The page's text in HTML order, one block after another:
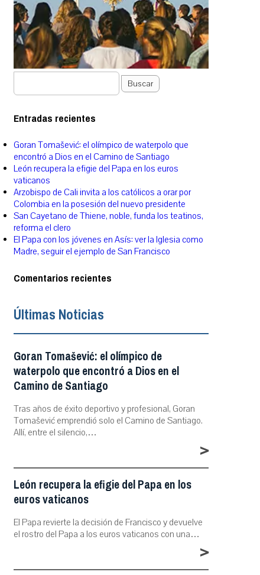
Buscar
Entradas recientes
Goran Tomašević: el olímpico de waterpolo que
encontró a Dios en el Camino de Santiago
León recupera la efigie del Papa en los euros
vaticanos
Arzobispo de Cali invita a los católicos a orar por
Colombia en la posesión del nuevo presidente
San Cayetano de Thiene, noble, funda los teatinos,
reforma el clero
El Papa con los jóvenes en Asís: ver la Iglesia como
Madre, seguir el ejemplo de San Francisco
Comentarios recientes
Últimas Noticias
Goran Tomašević: el olímpico de
waterpolo que encontró a Dios en el
Camino de Santiago
Tras años de éxito deportivo y profesional, Goran
Tomašević emprendió solo el Camino de Santiago.
Allí, entre el silencio,…
>
León recupera la efigie del Papa en los
euros vaticanos
El Papa revierte la decisión de Francisco y devuelve
el rostro del Papa a los euros vaticanos con una…
>